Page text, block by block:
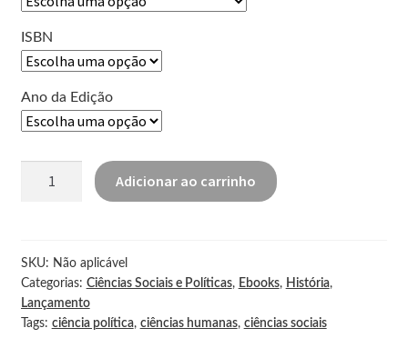
CHSR
RCE
Periódicos da Edur
ISBN
Ano da Edição
Adicionar ao carrinho
SKU: Não aplicável
Categorias: Ciências Sociais e Políticas, Ebooks, História,
Lançamento
Tags: ciência política, ciências humanas, ciências sociais